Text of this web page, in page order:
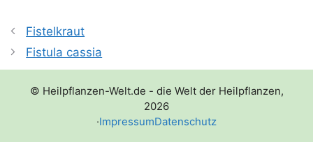
Fistelkraut
Fistula cassia
© Heilpflanzen-Welt.de - die Welt der Heilpflanzen,
2026
·ImpressumDatenschutz